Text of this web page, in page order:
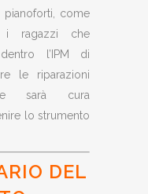
pianoforti, come
i ragazzi che
l’IPM di
le riparazioni
e sarà cura
lo strumento
DEL